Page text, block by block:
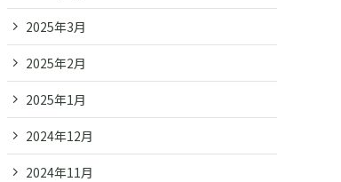
2025年3月
2025年2月
2025年1月
2024年12月
2024年11月